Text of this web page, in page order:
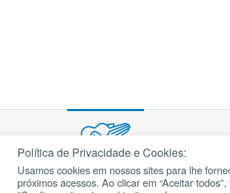
cancaonova.com© 2002 – 2026
Todos os direitos reservados.
Política de Privacidade e Cookies:
Usamos cookies em nossos sites para lhe
próximos acessos. Ao clicar em “Aceitar